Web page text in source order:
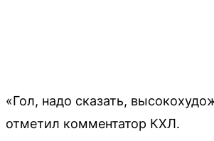
«Гол, надо сказать,
отметил комментатор КХЛ.